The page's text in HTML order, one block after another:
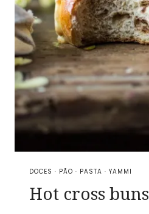
DOCES · PÃO · PASTA · YAMMI
Hot cross buns